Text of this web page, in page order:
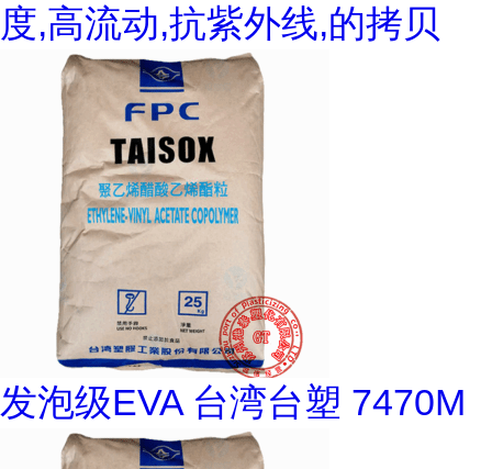
度,高流动,抗紫外线,的拷贝
发泡级EVA 台湾台塑 7470M